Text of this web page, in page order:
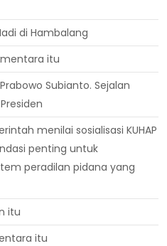
di Hambalang
itu
Prabowo Subianto. Sejalan
menilai sosialisasi KUHAP
penting untuk
peradilan pidana yang
itu
itu